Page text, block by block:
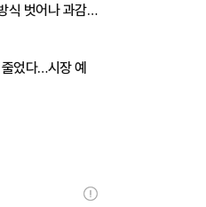
식 벗어나 과감
었다…시장 예